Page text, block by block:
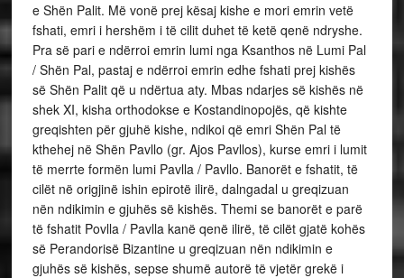
e Shën Palit. Më vonë prej kësaj kishe e mori emrin vetë
fshati, emri i hershëm i të cilit duhet të ketë qenë ndryshe.
Pra së pari e ndërroi emrin lumi nga Ksanthos në Lumi Pal
/ Shën Pal, pastaj e ndërroi emrin edhe fshati prej kishës
së Shën Palit që u ndërtua aty. Mbas ndarjes së kishës në
shek XI, kisha orthodokse e Kostandinopojës, që kishte
greqishten për gjuhë kishe, ndikoi që emri Shën Pal të
kthehej në Shën Pavllo (gr. Ajos Pavllos), kurse emri i lumit
të merrte formën lumi Pavlla / Pavllo. Banorët e fshatit, të
cilët në origjinë ishin epirotë ilirë, dalngadal u greqizuan
nën ndikimin e gjuhës së kishës. Themi se banorët e parë
të fshatit Povlla / Pavlla kanë qenë ilirë, të cilët gjatë kohës
së Perandorisë Bizantine u greqizuan nën ndikimin e
gjuhës së kishës, sepse shumë autorë të vjetër grekë i